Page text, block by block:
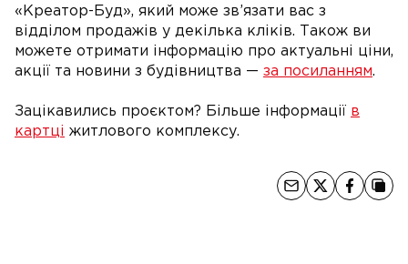
«Креатор-Буд», який може зв’язати вас з
відділом продажів у декілька кліків. Також ви
можете отримати інформацію про актуальні ціни,
акції та новини з будівництва — за посиланням.
Зацікавились проєктом? Більше інформації в
картці житлового комплексу.